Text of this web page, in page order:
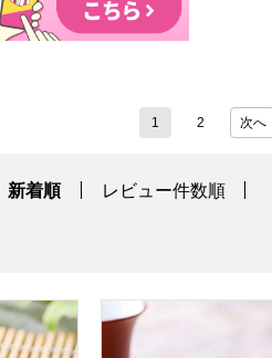
1 2 次へ
新着順
レビュー件数順
羹 6個入【年間ギフト】
小男鹿本舗 冨士屋